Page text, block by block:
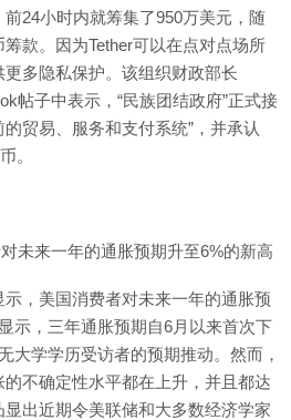
24小时内就筹集了950万美元，随
款。因为Tether可以在点对点场所
多隐私保护。该组织财政部长
帖子中表示，“民族团结政府”正式接
贸易、服务和支付系统”，并承认
。
未来一年的通胀预期升至6%的新高
，美国消费者对未来一年的通胀预
示，三年通胀预期自6月以来首次下
大学学历受访者的预期推动。然而，
不确定性水平都在上升，并且都达
出近期令美联储和大多数经济学家